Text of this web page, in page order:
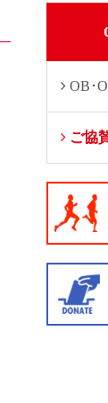
OB･
ご協